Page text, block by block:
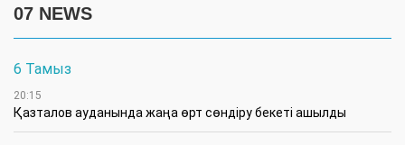
07 NEWS
6 Тамыз
20:15
Қазталов ауданында жаңа өрт сөндіру бекеті ашылды